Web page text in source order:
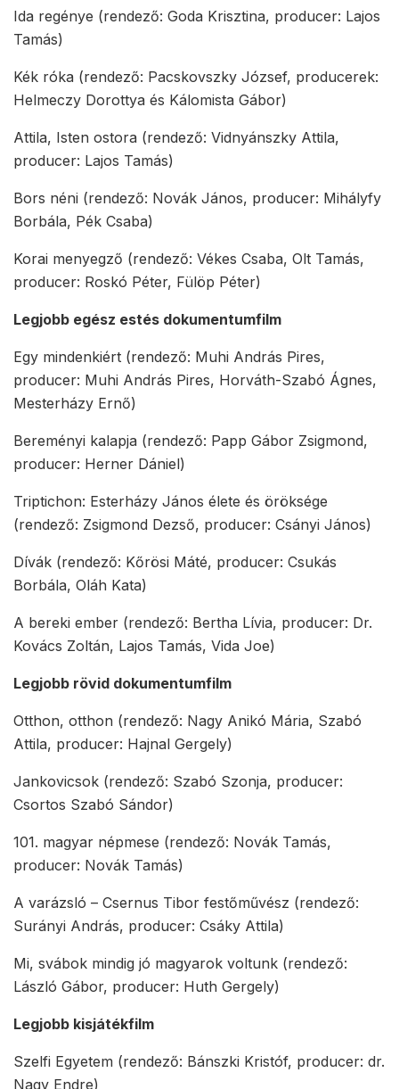
Ida regénye (rendező: Goda Krisztina, producer: Lajos
Tamás)
Kék róka (rendező: Pacskovszky József, producerek:
Helmeczy Dorottya és Kálomista Gábor)
Attila, Isten ostora (rendező: Vidnyánszky Attila,
producer: Lajos Tamás)
Bors néni (rendező: Novák János, producer: Mihályfy
Borbála, Pék Csaba)
Korai menyegző (rendező: Vékes Csaba, Olt Tamás,
producer: Roskó Péter, Fülöp Péter)
Legjobb egész estés dokumentumfilm
Egy mindenkiért (rendező: Muhi András Pires,
producer: Muhi András Pires, Horváth-Szabó Ágnes,
Mesterházy Ernő)
Bereményi kalapja (rendező: Papp Gábor Zsigmond,
producer: Herner Dániel)
Triptichon: Esterházy János élete és öröksége
(rendező: Zsigmond Dezső, producer: Csányi János)
Dívák (rendező: Kőrösi Máté, producer: Csukás
Borbála, Oláh Kata)
A bereki ember (rendező: Bertha Lívia, producer: Dr.
Kovács Zoltán, Lajos Tamás, Vida Joe)
Legjobb rövid dokumentumfilm
Otthon, otthon (rendező: Nagy Anikó Mária, Szabó
Attila, producer: Hajnal Gergely)
Jankovicsok (rendező: Szabó Szonja, producer:
Csortos Szabó Sándor)
101. magyar népmese (rendező: Novák Tamás,
producer: Novák Tamás)
A varázsló – Csernus Tibor festőművész (rendező:
Surányi András, producer: Csáky Attila)
Mi, svábok mindig jó magyarok voltunk (rendező:
László Gábor, producer: Huth Gergely)
Legjobb kisjátékfilm
Szelfi Egyetem (rendező: Bánszki Kristóf, producer: dr.
Nagy Endre)